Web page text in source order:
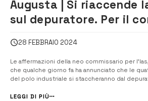
Augusta | Si riaccende
sul depuratore. Per il
28 FEBBRAIO 2024
Le affermazioni della neo commissario per
che qualche giorno fa ha annunciato che le
del polo industriale si staccheranno dal
(leggi l’articolo), ha riaperto la discussione ad
LEGGI DI PIÙ